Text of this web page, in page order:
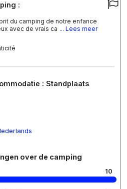
:
du camping de notre enfance
avec de vrais ca ... Lees meer
: Standplaats
over de camping
10